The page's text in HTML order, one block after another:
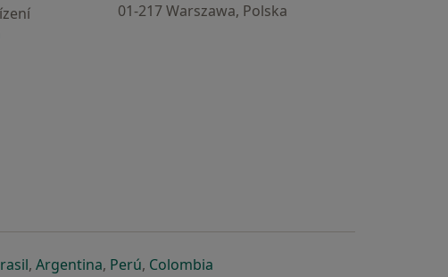
01-217 Warszawa, Polska
v nové záložce
v nové záložce
se otevře v nové záložce
, Argentinase otevře v nové záložce
, Perúse otevře v nové záložce
, Colombiase otevře v nové záložce